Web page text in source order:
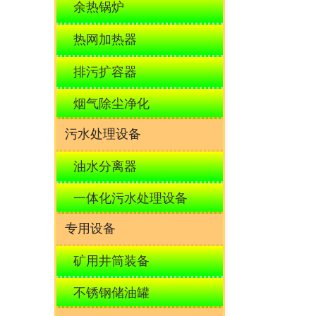
余热锅炉
热网加热器
排污扩容器
烟气除尘净化
污水处理设备
油水分离器
一体化污水处理设备
专用设备
矿用井筒装备
不锈钢储油罐